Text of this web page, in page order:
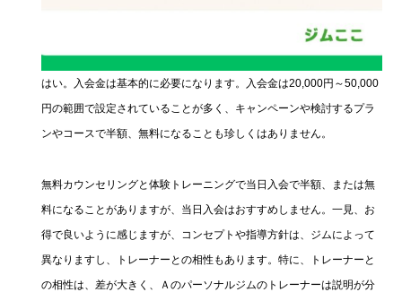
はい。入会金は基本的に必要になります。入会金は20,000円～50,000
円の範囲で設定されていることが多く、キャンペーンや検討するプラ
ンやコースで半額、無料になることも珍しくはありません。
無料カウンセリングと体験トレーニングで当日入会で半額、または無
料になることがありますが、当日入会はおすすめしません。一見、お
得で良いように感じますが、コンセプトや指導方針は、ジムによって
異なりますし、トレーナーとの相性もあります。特に、トレーナーと
の相性は、差が大きく、Ａのパーソナルジムのトレーナーは説明が分